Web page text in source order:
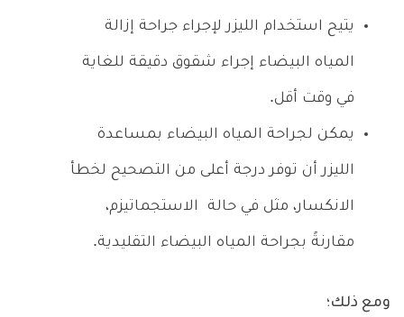
يتيح استخدام الليزر لإجراء جراحة إزالة
المياه البيضاء إجراء شقوق دقيقة للغاية
في وقت أقل.
يمكن لجراحة المياه البيضاء بمساعدة
الليزر أن توفر درجة أعلى من التصحيح لخطأ
الانكسار، مثل في حالة الاستجماتيزم،
مقارنةً بجراحة المياه البيضاء التقليدية.
ومع ذلك؛